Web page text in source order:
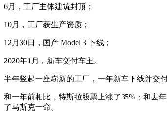
6月，工厂主体建筑封顶；
10月，工厂获生产资质；
12月30日，国产 Model 3 下线；
2020年1月，新车交付车主。
半年竖起一座崭新的工厂，一年新车下线并交
和一年前相比，特斯拉股票上涨了35%；和去
了马斯克一命。